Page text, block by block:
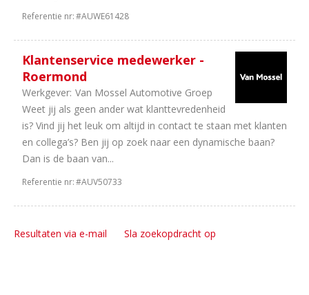
Referentie nr:#AUWE61428
Klantenservice medewerker -
Roermond
Werkgever: Van Mossel Automotive Groep
Weet jij als geen ander wat klanttevredenheid
is? Vind jij het leuk om altijd in contact te staan met klanten
en collega’s? Ben jij op zoek naar een dynamische baan?
Dan is de baan van...
Referentie nr:#AUV50733
Resultaten via e-mail Sla zoekopdracht op